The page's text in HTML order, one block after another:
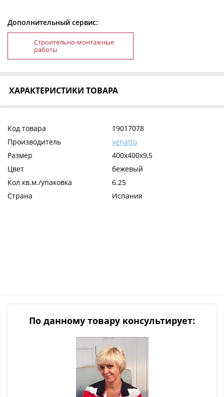
Дополнительный сервис:
Строительно-монтажные
работы
ХАРАКТЕРИСТИКИ ТОВАРА
Код товара
19017078
Производитель
venatto
Размер
400х400х9,5
Цвет
бежевый
Кол кв.м./упаковка
6.25
Страна
Испания
По данному товару консультирует: